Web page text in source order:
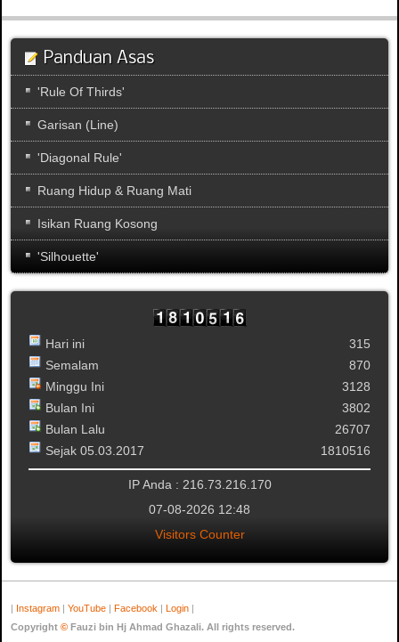
Panduan Asas
'Rule Of Thirds'
Garisan (Line)
'Diagonal Rule'
Ruang Hidup & Ruang Mati
Isikan Ruang Kosong
'Silhouette'
Hari ini
Semalam
Minggu Ini
Bulan Ini
Bulan Lalu
Sejak 05.03.2017
315
870
3128
3802
26707
1810516
IP Anda : 216.73.216.170
07-08-2026 12:48
Visitors Counter
| Instagram | YouTube | Facebook | Login |
Copyright © Fauzi bin Hj Ahmad Ghazali. All rights reserved.